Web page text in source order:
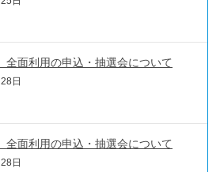
面利用の申込・抽選会について
日
面利用の申込・抽選会について
日